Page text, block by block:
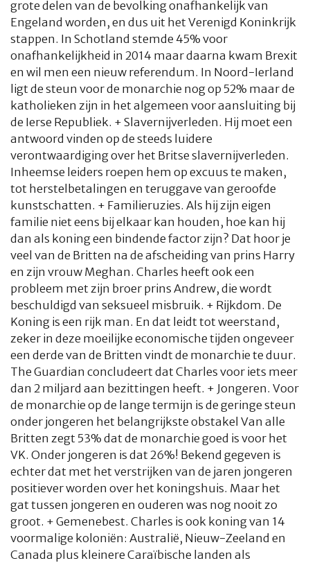
grote delen van de bevolking onafhankelijk van
Engeland worden, en dus uit het Verenigd Koninkrijk
stappen. In Schotland stemde 45% voor
onafhankelijkheid in 2014 maar daarna kwam Brexit
en wil men een nieuw referendum. In Noord-Ierland
ligt de steun voor de monarchie nog op 52% maar de
katholieken zijn in het algemeen voor aansluiting bij
de Ierse Republiek. + Slavernijverleden. Hij moet een
antwoord vinden op de steeds luidere
verontwaardiging over het Britse slavernijverleden.
Inheemse leiders roepen hem op excuus te maken,
tot herstelbetalingen en teruggave van geroofde
kunstschatten. + Familieruzies. Als hij zijn eigen
familie niet eens bij elkaar kan houden, hoe kan hij
dan als koning een bindende factor zijn? Dat hoor je
veel van de Britten na de afscheiding van prins Harry
en zijn vrouw Meghan. Charles heeft ook een
probleem met zijn broer prins Andrew, die wordt
beschuldigd van seksueel misbruik. + Rijkdom. De
Koning is een rijk man. En dat leidt tot weerstand,
zeker in deze moeilijke economische tijden ongeveer
een derde van de Britten vindt de monarchie te duur.
The Guardian concludeert dat Charles voor iets meer
dan 2 miljard aan bezittingen heeft. + Jongeren. Voor
de monarchie op de lange termijn is de geringe steun
onder jongeren het belangrijkste obstakel Van alle
Britten zegt 53% dat de monarchie goed is voor het
VK. Onder jongeren is dat 26%! Bekend gegeven is
echter dat met het verstrijken van de jaren jongeren
positiever worden over het koningshuis. Maar het
gat tussen jongeren en ouderen was nog nooit zo
groot. + Gemenebest. Charles is ook koning van 14
voormalige koloniën: Australië, Nieuw-Zeeland en
Canada plus kleinere Caraïbische landen als